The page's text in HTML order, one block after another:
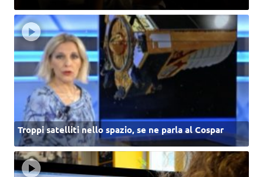
Troppi satelliti nello spazio, se ne parla al Cospar